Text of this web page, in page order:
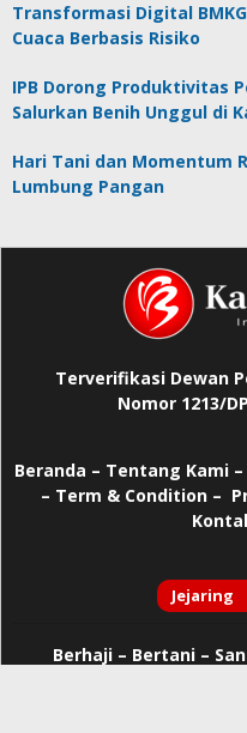
Transformasi Digital
Cuaca Berbasis Risiko
IPB Dorong Produktivitas
Salurkan Benih Unggul di
Hari Tani dan Momentum
Lumbung Pangan
Terverifikasi Dewan
Nomor 1213/
Beranda – Tentang Kami –
– Term & Condition –
Berhaji– Bertani –